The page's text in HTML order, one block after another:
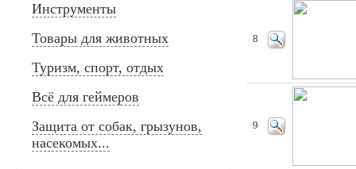
Инструменты
Товары для животных
Туризм, спорт, отдых
Всё для геймеров
Защита от собак, грызунов,
насекомых...
8
9